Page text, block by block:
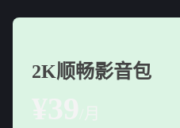
2K顺畅影音包
¥39 /月